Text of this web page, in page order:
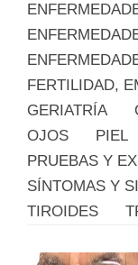
FERTILIDAD,
GERIATRÍA
OJOS
PIEL
PRUEBAS Y
SÍNTOMAS Y
TIROIDES